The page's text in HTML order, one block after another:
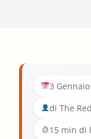
3
di The
15 min di